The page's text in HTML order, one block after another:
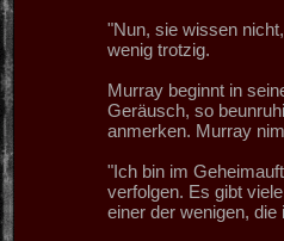
"Nun, sie wissen
wenig trotzig.
Murray beginnt in
Geräusch, so
anmerken. Murray
"Ich bin im
verfolgen. Es gibt
einer der wenigen,